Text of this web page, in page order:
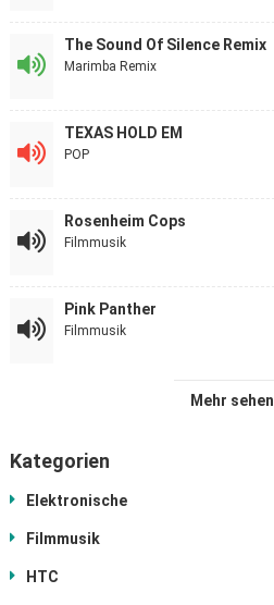
The Sound Of Silence Remix
Marimba Remix
TEXAS HOLD EM
POP
Rosenheim Cops
Filmmusik
Pink Panther
Filmmusik
Mehr sehen
Kategorien
Elektronische
Filmmusik
HTC